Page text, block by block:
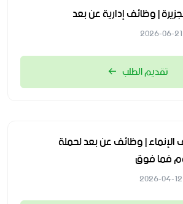
| وظائف إدارية عن بعد
تقديم الطلب
| وظائف عن بعد لحملة
فما فوق